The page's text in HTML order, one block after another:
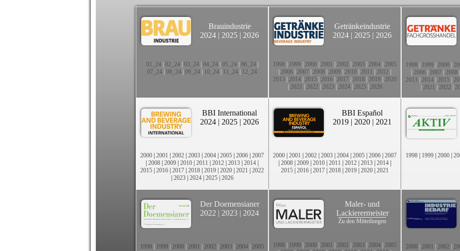
Brauindustrie
2024 | 2025 | 2026
01_24| 02_24| 03_24| 04_24| 05_24| 06_24|
07_24 08_24 09_24 10_24 11_24 12_24
Getränkeindustrie
2024 | 2025 | 2026
1998 1999 2000 2001 2002 2003 2004 2005
2006 2007 2008 2009 2010 2011 2012
2013 2014 2015 2016 2017 2018 2019 2020
2021 2022 2023| 2024| 2025| 2026
1998 1999 2000
2006 2007 2008
2013 2014 2015
2021 2022
BBI International
2024 | 2025 | 2026
2000 | 2001 | 2002 | 2003 | 2004 | 2005 | 2006 | 2007
| 2008 | 2009 | 2010 | 2011 | 2012 | 2013 | 2014 |
2015 | 2016 | 2017 | 2018 | 2019 | 2020 | 2021 | 2022
| 2023| 2024| 2025| 2026
BBI Español
2019 | 2020 | 2021
2000 | 2001 | 2002 | 2003 | 2004 | 2005 | 2006 | 2007
| 2008 | 2009 | 2010 | 2011 | 2012 | 2013 | 2014 |
2015 | 2016 | 2017 | 2018 | 2019 | 2020 | 2021
1998 | 1999 | 2000 |
Der Doemensianer
2022 | 2023 | 2024
1998 1999 2000 2001 2002 2003 2004 2005
Maler- und
Lackierermeister
Zu den Mitteilungen
1998 1999 2000 2001 2002 2003 2004 2005
2000 2001 2002